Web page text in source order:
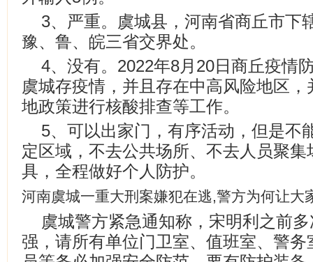
3、严重。虞城县，河南省商丘市下
豫、鲁、皖三省交界处。
4、没有。2022年8月20日商丘疫情
虞城存疫情，并且存在中高风险地区
地政策进行核酸排查等工作。
5、可以出家门，有序活动，但是不
定区域，不去公共场所、不去人员聚
具，全程做好个人防护。
河南虞城一重大刑案嫌犯在逃,警方为何让大
虞城警方紧急通知称，宋明利之前
强，请所有单位门卫室、值班室、警